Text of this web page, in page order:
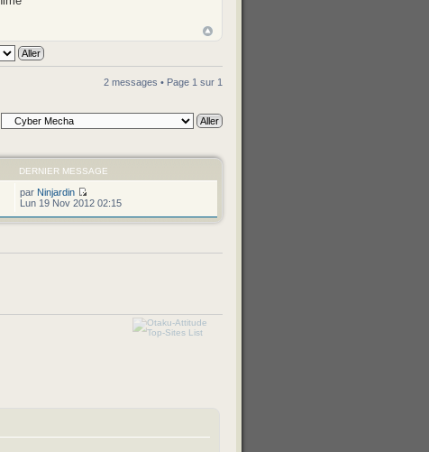
2 messages • Page 1 sur 1
DERNIER MESSAGE
par Ninjardin
Lun 19 Nov 2012 02:15